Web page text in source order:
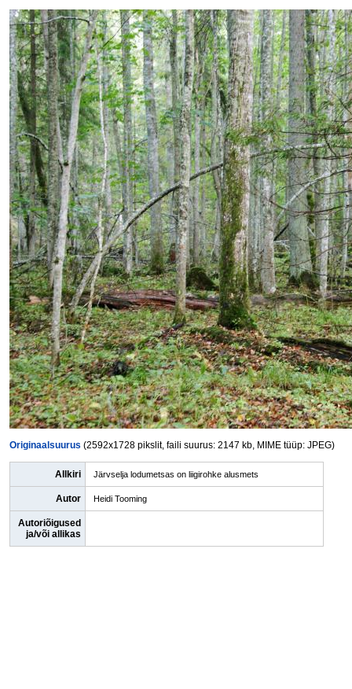
Originaalsuurus (2592x1728 pikslit, faili suurus: 2147 kb, MIME tüüp: JPEG)
Allkiri Järvselja lodumetsas on liigirohke alusmets
Autor Heidi Tooming
Autoriõigused
ja/või allikas